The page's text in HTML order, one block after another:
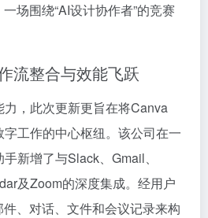
场围绕“AI设计协作者”的竞赛
流整合与效能飞跃
，此次更新更旨在将Canva
工作的中心枢纽。该公司在一
新增了与Slack、Gmail、
及Zoom的深度集成。经用户
、对话、文件和会议记录来构